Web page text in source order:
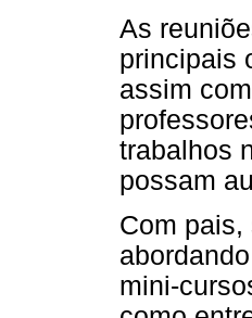
As
principais
assim
trabalhos
possam
Com
mini-